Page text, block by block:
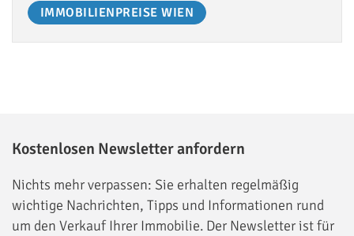
IMMOBILIENPREISE WIEN
Kostenlosen Newsletter anfordern
Nichts mehr verpassen: Sie erhalten regelmäßig
wichtige Nachrichten, Tipps und Informationen rund
um den Verkauf Ihrer Immobilie. Der Newsletter ist für